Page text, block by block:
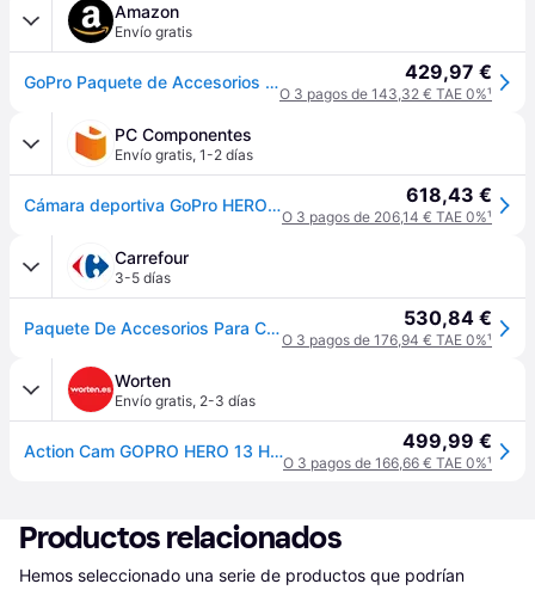
Amazon
Envío gratis
GoPro Paquete de Accesorios HERO13 Black: Incluye el Controlador (empuñadura Flotante), 2 baterías Enduro, 2 Soportes Adhesivos curvos, Tarjeta microSD SanDisk de 64 GB, Estuche de Transporte y más 429,97 €
O 3 pagos de 143,32 € TAE 0%¹
PC Componentes
Envío gratis, 1-2 días
Cámara deportiva GoPro HERO13 Black 5.3K Ultra HD 27.6 MP WiFi GPS + Pack de Accesorios 618,43 €
O 3 pagos de 206,14 € TAE 0%¹
Carrefour
3-5 días
Paquete De Accesorios Para Cámara Deportiva Gopro Hero 13 Black 530,84 €
O 3 pagos de 176,94 € TAE 0%¹
Worten
Envío gratis, 2-3 días
Action Cam GOPRO HERO 13 Hard Bundle (5.3K - 27 MP - Wi-Fi y Bluetooth) 499,99 €
O 3 pagos de 166,66 € TAE 0%¹
Productos relacionados
Hemos seleccionado una serie de productos que podrían